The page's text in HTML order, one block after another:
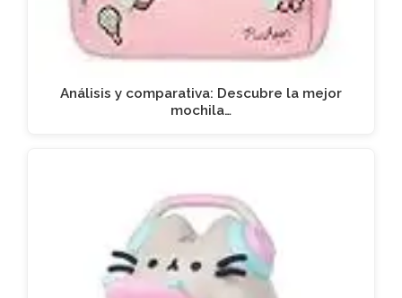
Análisis y comparativa: Descubre la mejor
mochila…